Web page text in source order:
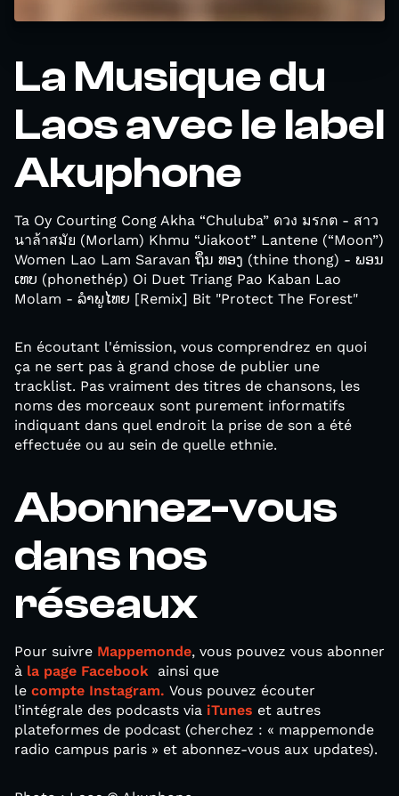
La Musique du
Laos avec le label
Akuphone
Ta Oy Courting Cong Akha “Chuluba” ดวง มรกต - สาว
นาล้าสมัย (Morlam) Khmu “Jiakoot” Lantene (“Moon”)
Women Lao Lam Saravan ຖິ່ນ ທອງ (thine thong) - ພອນ
ເທບ (phonethép) Oi Duet Triang Pao Kaban Lao
Molam - ລຳພູໄທຍ [Remix] Bit "Protect The Forest"
En écoutant l'émission, vous comprendrez en quoi
ça ne sert pas à grand chose de publier une
tracklist. Pas vraiment des titres de chansons, les
noms des morceaux sont purement informatifs
indiquant dans quel endroit la prise de son a été
effectuée ou au sein de quelle ethnie.
Abonnez-vous
dans nos
réseaux
Pour suivre Mappemonde, vous pouvez vous abonner
à la page Facebook ainsi que
le compte Instagram. Vous pouvez écouter
l’intégrale des podcasts via iTunes et autres
plateformes de podcast (cherchez : « mappemonde
radio campus paris » et abonnez-vous aux updates).